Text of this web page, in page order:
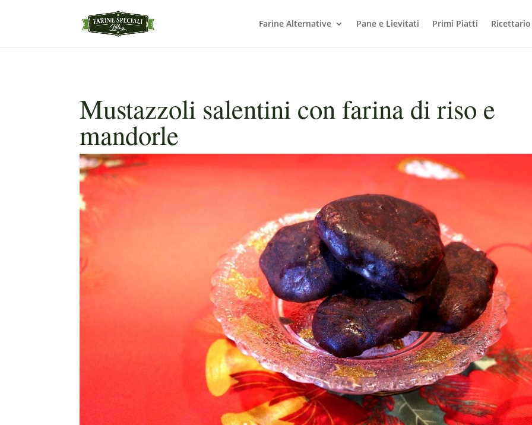
Farine Alternative Pane e Lievitati Primi Piatti Ricettario
Mustazzoli salentini con farina di riso e
mandorle